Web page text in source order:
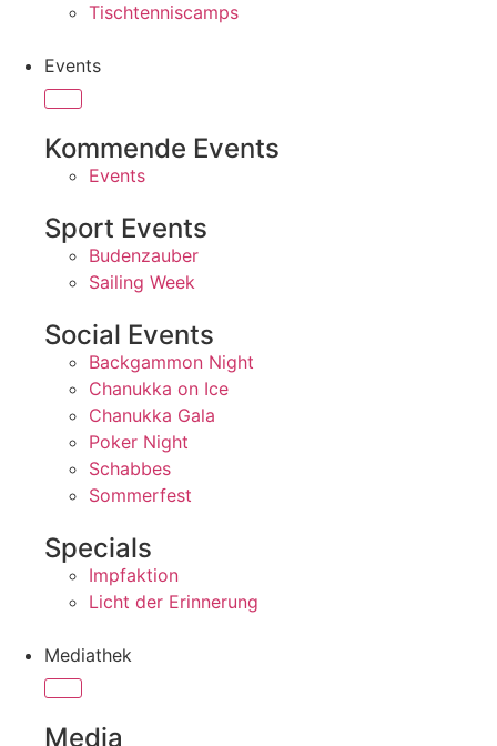
Tischtenniscamps
Events
Kommende Events
Events
Sport Events
Budenzauber
Sailing Week
Social Events
Backgammon Night
Chanukka on Ice
Chanukka Gala
Poker Night
Schabbes
Sommerfest
Specials
Impfaktion
Licht der Erinnerung
Mediathek
Media